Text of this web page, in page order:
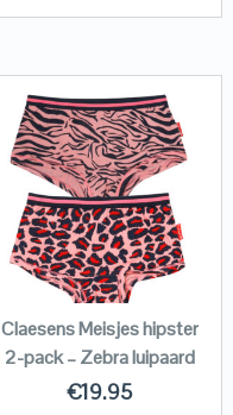
Claesens Meisjes hipster
2-pack – Zebra luipaard
€19.95